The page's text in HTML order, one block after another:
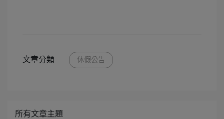
文章分類 休假公告
所有文章主題